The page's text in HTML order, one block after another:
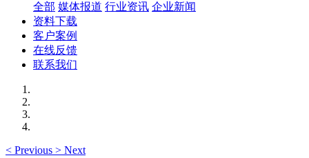
全部 媒体报道 行业资讯 企业新闻
资料下载
客户案例
在线反馈
联系我们
< Previous > Next